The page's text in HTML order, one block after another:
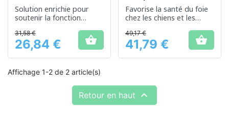
Solution enrichie pour
soutenir la fonction
Prix
31,58 €
26,84 € 
Favorise la santé du foie
chez les chiens et les
Prix
49,17 €
41,79 € 
Affichage 1-2 de 2 article(s)
Retour en haut 